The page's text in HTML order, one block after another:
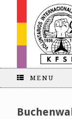
MENU